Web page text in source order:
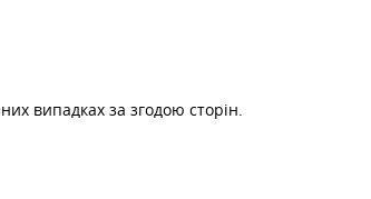
випадках за згодою сторін.